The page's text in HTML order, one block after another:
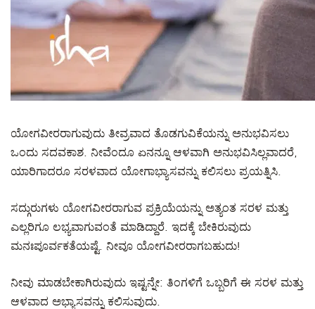
ಯೋಗವೀರರಾಗುವುದು ತೀವ್ರವಾದ ತೊಡಗುವಿಕೆಯನ್ನು ಅನುಭವಿಸಲು
ಒಂದು ಸದವಕಾಶ. ನೀವೆಂದೂ ಏನನ್ನೂ ಆಳವಾಗಿ ಅನುಭವಿಸಿಲ್ಲವಾದರೆ,
ಯಾರಿಗಾದರೂ ಸರಳವಾದ ಯೋಗಾಭ್ಯಾಸವನ್ನು ಕಲಿಸಲು ಪ್ರಯತ್ನಿಸಿ.
ಸದ್ಗುರುಗಳು ಯೋಗವೀರರಾಗುವ ಪ್ರಕ್ರಿಯೆಯನ್ನು ಅತ್ಯಂತ ಸರಳ ಮತ್ತು
ಎಲ್ಲರಿಗೂ ಲಭ್ಯವಾಗುವಂತೆ ಮಾಡಿದ್ದಾರೆ. ಇದಕ್ಕೆ ಬೇಕಿರುವುದು
ಮನಃಪೂರ್ವಕತೆಯಷ್ಟೆ. ನೀವೂ ಯೋಗವೀರರಾಗಬಹುದು!
ನೀವು ಮಾಡಬೇಕಾಗಿರುವುದು ಇಷ್ಟನ್ನೇ: ತಿಂಗಳಿಗೆ ಒಬ್ಬರಿಗೆ ಈ ಸರಳ ಮತ್ತು
ಆಳವಾದ ಅಭ್ಯಾಸವನ್ನು ಕಲಿಸುವುದು.